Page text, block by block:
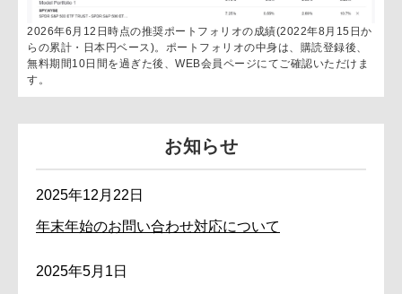
2026年6月12日時点の推奨ポートフォリオの成績(2022年8月15日か
らの累計・日本円ベース)。ポートフォリオの中身は、購読登録後、
無料期間10日間を過ぎた後、WEB会員ページにてご確認いただけま
す。
お知らせ
2025年12月22日
年末年始のお問い合わせ対応について
2025年5月1日